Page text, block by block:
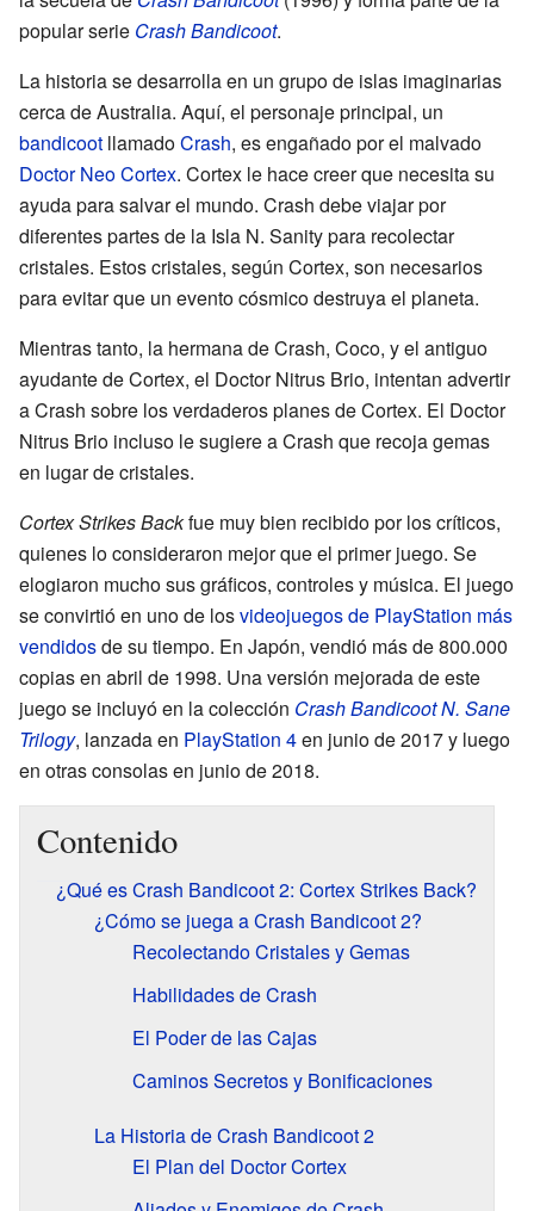
popular serie Crash Bandicoot.
La historia se desarrolla en un grupo de islas imaginarias
cerca de Australia. Aquí, el personaje principal, un
bandicoot llamadoCrash, es engañado por el malvado
Doctor Neo Cortex. Cortex le hace creer que necesita su
ayuda para salvar el mundo. Crash debe viajar por
diferentes partes de la Isla N. Sanity para recolectar
cristales. Estos cristales, según Cortex, son necesarios
para evitar que un evento cósmico destruya el planeta.
Mientras tanto, la hermana de Crash, Coco, y el antiguo
ayudante de Cortex, el Doctor Nitrus Brio, intentan advertir
a Crash sobre los verdaderos planes de Cortex. El Doctor
Nitrus Brio incluso le sugiere a Crash que recoja gemas
en lugar de cristales.
Cortex Strikes Backfue muy bien recibido por los críticos,
quienes lo consideraron mejor que el primer juego. Se
elogiaron mucho sus gráficos, controles y música. El juego
se convirtió en uno de losvideojuegos de PlayStation más
vendidosde su tiempo. En Japón, vendió más de 800.000
copias en abril de 1998. Una versión mejorada de este
juego se incluyó en la colección Crash Bandicoot N. Sane
Trilogy, lanzada en PlayStation 4en junio de 2017 y luego
en otras consolas en junio de 2018.
Contenido
¿Qué es Crash Bandicoot 2: Cortex Strikes Back?
¿Cómo se juega a Crash Bandicoot 2?
Recolectando Cristales y Gemas
Habilidades de Crash
El Poder de las Cajas
Caminos Secretos y Bonificaciones
La Historia de Crash Bandicoot 2
El Plan del Doctor Cortex